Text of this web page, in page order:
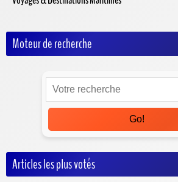
Moteur de recherche
Go!
Articles les plus votés